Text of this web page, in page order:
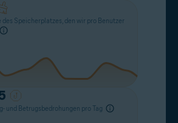
des Speicherplatzes, den wir pro Benutzer
und Betrugsbedrohungen pro Tag